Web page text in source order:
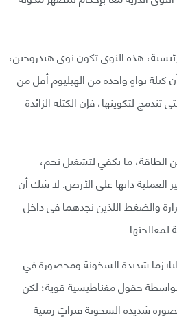
هذه النوى تكون نوى هيدروجين،
كتلة نواةٍ واحدة من الهيليوم أقل من
تندمج لتكوينها، فإن الكتلة الزائدة
الطاقة، ما يكفي لتشغيل نجم،
العملية ذاتها على الأرض. لا شك أن
والضغط اللذين نجدهما في داخل
شديدة السخونة ومحصورة في
حقول مغناطيسية قوية؛ لكن
شديدة السخونة فتراتٍ زمنية